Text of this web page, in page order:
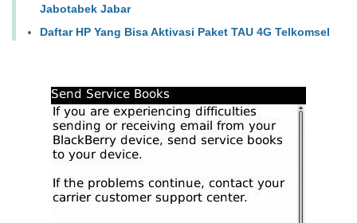
Jabotabek Jabar
Daftar HP Yang Bisa Aktivasi Paket TAU 4G Telkomsel